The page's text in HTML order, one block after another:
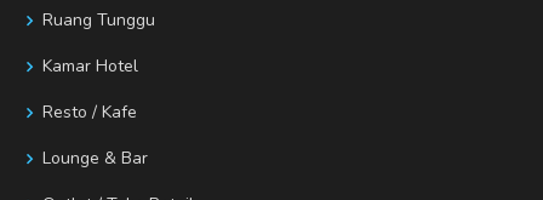
Ruang Tunggu
Kamar Hotel
Resto / Kafe
Lounge & Bar